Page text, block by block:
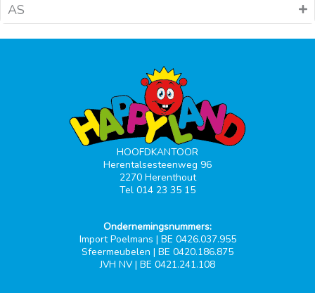
AS
HOOFDKANTOOR
Herentalsesteenweg 96
2270 Herenthout
Tel 014 23 35 15
Ondernemingsnummers:
Import Poelmans | BE 0426.037.955
Sfeermeubelen | BE 0420.186.875
JVH NV | BE 0421.241.108